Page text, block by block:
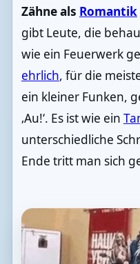
Zähne als Romantik
gibt Leute, die
wie ein Feuerwerk
ehrlich, für die
ein kleiner Funken,
‚Au!‘. Es ist wie ein
unterschiedliche
Ende tritt man sich